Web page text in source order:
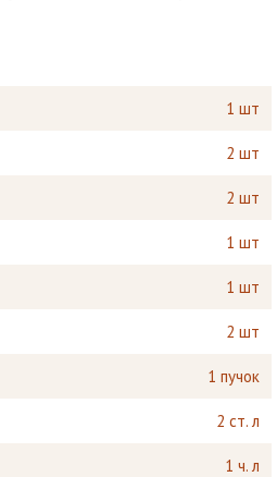
1 шт
2 шт
2 шт
1 шт
1 шт
2 шт
1 пучок
2 ст. л
1 ч. л